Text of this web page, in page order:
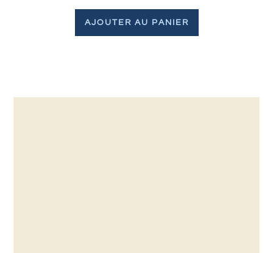
AJOUTER AU PANIER